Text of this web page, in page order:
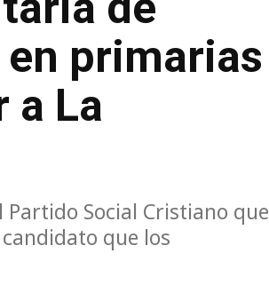
primarias
a La
Social Cristiano que
que los